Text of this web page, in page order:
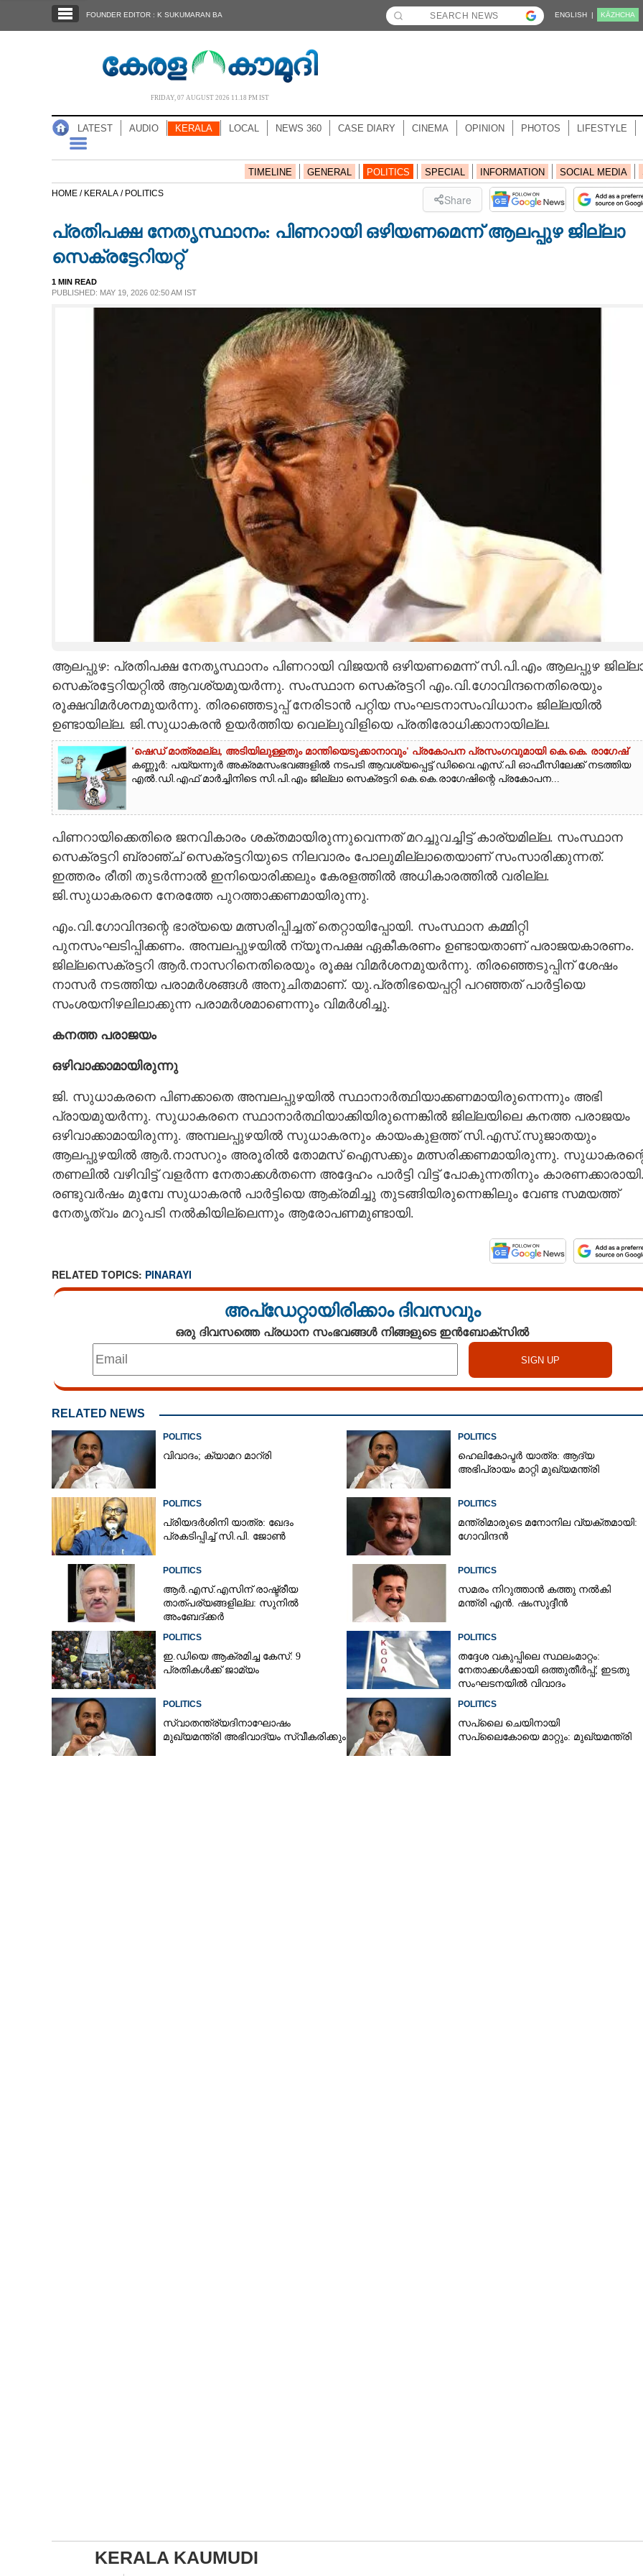
NOTIFIED NEWS
NEWS 360
CASE DIARY
CARTOONS
LITERATURE
CONTACT US
FOUNDER EDITOR : K SUKUMARAN BA ENGLISH | KĀZHCHA
FRIDAY, 07 AUGUST 2026 11.18 PM IST
LATEST AUDIO KERALA LOCAL NEWS 360 CASE DIARY CINEMA OPINION PHOTOS LIFESTYLE
TIMELINE GENERAL POLITICS SPECIAL INFORMATION SOCIAL MEDIA
HOME / KERALA / POLITICS Share
പ്രതിപക്ഷ നേതൃസ്ഥാനം: പിണറായി ഒഴിയണമെന്ന്​ ആലപ്പുഴ ജില്ലാ
സെക്രട്ടേറിയറ്റ്
1 MIN READ
PUBLISHED: MAY 19, 2026 02:50 AM IST
ആലപ്പുഴ: പ്രതിപക്ഷ നേതൃസ്ഥാനം പിണറായി വിജയൻ ഒഴിയണമെന്ന്​ സി.പി.എം ആലപ്പുഴ
സെക്രട്ടേറിയറ്റി​ൽ ആവശ്യമുയർന്നു. സംസ്ഥാന സെക്രട്ടറി എം.വി.ഗോവിന്ദനെതിരെയും
രൂക്ഷവിമർശനമുയർന്നു. തിരഞ്ഞെടുപ്പ് നേരിടാൻ പറ്റിയ സംഘടനാസംവിധാനം ജില്ലയിൽ
ഉണ്ടായില്ല. ജി.സുധാകരൻ ഉയർത്തിയ വെല്ലുവിളിയെ പ്രതിരോധിക്കാനായില്ല.
'ഷെഡ് മാത്രമല്ല, അടിയിലുള്ളതും മാന്തിയെടുക്കാനാവും' പ്രകോപന പ്രസംഗവുമായി കെ.കെ. രാഗേഷ്
കണ്ണൂർ: പയ്യന്നൂർ അക്രമസംഭവങ്ങളിൽ നടപടി ആവശ്യപ്പെട്ട് ഡിവൈ.എസ്.പി ഓഫീസിലേക്ക് നടത്തിയ
എൽ.ഡി.എഫ് മാർച്ചിനിടെ സി.പി.എം ജില്ലാ സെക്രട്ടറി കെ.കെ.രാഗേഷിന്റെ പ്രകോപന...
പിണറായിക്കെതിരെ ജനവികാരം ശക്തമായിരുന്നുവെന്നത് മറച്ചുവച്ചിട്ട്​ കാര്യമില്ല. സംസ്ഥാന
സെക്രട്ടറി ബ്രാഞ്ച് സെക്രട്ടറിയുടെ നിലവാരം പോലുമില്ലാതെയാണ് സംസാരിക്കുന്നത്.
ഇത്തരം രീതി തുടർന്നാൽ ഇനിയൊരിക്കലും കേരളത്തിൽ അധികാരത്തിൽ വരില്ല.
ജി.സുധാകരനെ നേരത്തേ പുറത്താക്കണമായിരുന്നു.
എം.വി.ഗോവിന്ദന്റെ ഭാര്യയെ മത്സരിപ്പിച്ചത് തെറ്റായി​പ്പോയി​. സംസ്ഥാന കമ്മിറ്റി
പുനസംഘടിപ്പിക്കണം. അമ്പലപ്പുഴയിൽ ന്യൂനപക്ഷ ഏകീകരണം ഉണ്ടായതാണ്​ പരാജയകാരണം.
ജില്ലസെക്രട്ടറി ആർ.നാസറിനെതിരെയും രൂക്ഷ വിമർശനമുയർന്നു. തിരഞ്ഞെടുപ്പിന് ശേഷം
നാസർ നടത്തിയ പരാമർശങ്ങൾ അനുചിതമാണ്. യു.പ്രതിഭയെപ്പറ്റി​ പറഞ്ഞത് പാർട്ടിയെ
സംശയനിഴലിലാക്കുന്ന പരാമർശമാണെന്നും വിമർശിച്ചു.
കനത്ത പരാജയം
ഒഴിവാക്കാമായിരുന്നു
ജി. സുധാകരനെ പിണക്കാതെ അമ്പലപ്പുഴയിൽ സ്ഥാനാർത്ഥിയാക്കണമായിരുന്നെന്നും അഭി​
പ്രായമുയർന്നു. സുധാകരനെ സ്ഥാനാർത്ഥിയാക്കിയി​രുന്നെങ്കി​ൽ ജില്ലയിലെ കനത്ത പരാജയം
ഒഴിവാക്കാമായിരുന്നു. അമ്പലപ്പുഴയിൽ സുധാകരനും കായംകുളത്ത് സി.എസ്.സുജാതയും
ആലപ്പുഴയിൽ ആർ.നാസറും അരൂരിൽ തോമസ് ഐസക്കും മത്സരിക്കണമായിരുന്നു.
തണലിൽ വഴിവിട്ട് വളർന്ന നേതാക്കൾതന്നെ അദ്ദേഹം പാർട്ടി വിട്ട് പോകുന്നതി​നും
രണ്ടുവർഷം മുമ്പേ സുധാകരൻ പാർട്ടിയെ ആക്രമിച്ചു തുടങ്ങിയി​രുന്നെങ്കി​ലും വേണ്ട സമയത്ത്
നേതൃത്വം മറുപടി നൽകിയില്ലെന്നും ആരോപണമുണ്ടായി​.
RELATED TOPICS: PINARAYI
അപ്ഡേറ്റായിരിക്കാം ദിവസവും
ഒരു ദിവസത്തെ പ്രധാന സംഭവങ്ങൾ നിങ്ങളുടെ ഇൻബോക്സിൽ
RELATED NEWS
POLITICS
വിവാദം; ക്യാമറ മാറ്രി
POLITICS
ഹെലികോപ്ടർ യാത്ര: ആദ്യ
അഭിപ്രായം മാറ്റി മുഖ്യമന്ത്രി
POLITICS
പ്രിയദർശിനി യാത്ര: ഖേദം
പ്രകടിപ്പിച്ച് സി.പി. ജോൺ
POLITICS
മന്ത്രിമാരുടെ മനോനില വ്യക്തമായി:
ഗോവിന്ദൻ
POLITICS
ആർ.എസ്.എസിന് രാഷ്ട്രീയ
താത്പര്യങ്ങളില്ല: സുനിൽ
അംബേദ്ക്കർ
POLITICS
സമരം നിറുത്താൻ കത്തു നൽകി
മന്ത്രി എൻ. ഷംസുദ്ദീൻ
POLITICS
ഇ.ഡിയെ ആക്രമിച്ച കേസ്: 9
പ്രതികൾക്ക് ജാമ്യം
POLITICS
തദ്ദേശ വകുപ്പിലെ സ്ഥലംമാറ്റം:
നേതാക്കൾക്കായി ഒത്തുതീർപ്പ്; ഇടതു
സംഘടനയിൽ വിവാദം
POLITICS
സ്വാതന്ത്ര്യദിനാഘോഷം
മുഖ്യമന്ത്രി അഭിവാദ്യം സ്വീകരിക്കും
POLITICS
സപ്ലൈ ചെയിനായി
സപ്ലൈകോയെ മാറ്റും: മുഖ്യമന്ത്രി
KERALA KAUMUDI
പ്രതിപക്ഷ നേതൃസ്ഥാനം: പിണറായി
ഒഴിയണമെന്ന്​ ആലപ്പുഴ ജില്ലാ
Copy Link